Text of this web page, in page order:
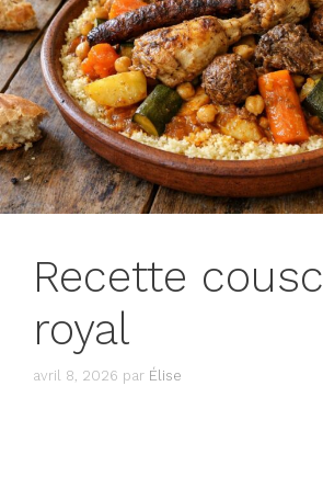
Recette
royal
avril 8, 2026 par Élise